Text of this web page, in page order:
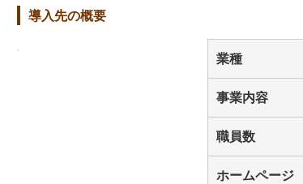
導入先の概要
業種
事業内容
職員数
ホームページ